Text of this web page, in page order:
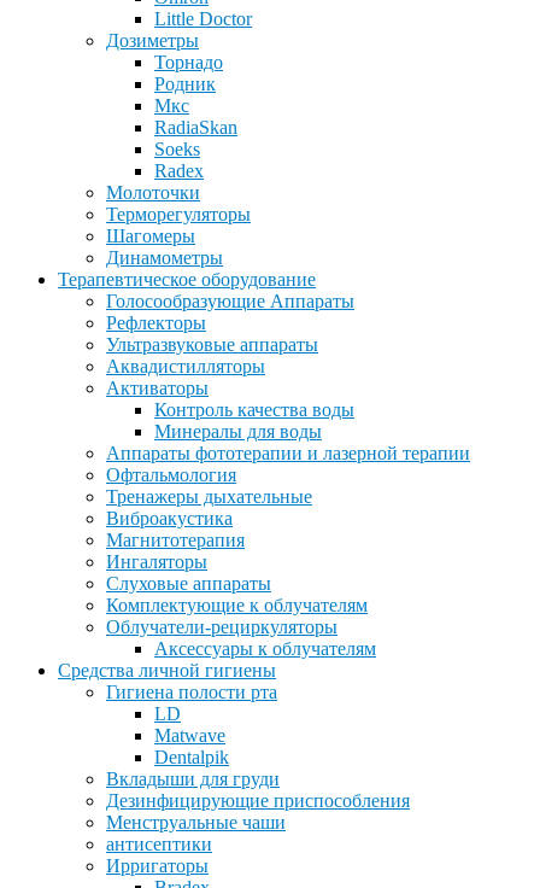
Little Doctor
Дозиметры
Торнадо
Родник
Мкс
RadiaSkan
Soeks
Radex
Молоточки
Терморегуляторы
Шагомеры
Динамометры
Терапевтическое оборудование
Голосообразующие Аппараты
Рефлекторы
Ультразвуковые аппараты
Аквадистилляторы
Активаторы
Контроль качества воды
Минералы для воды
Аппараты фототерапии и лазерной терапии
Офтальмология
Тренажеры дыхательные
Виброакустика
Магнитотерапия
Ингаляторы
Слуховые аппараты
Комплектующие к облучателям
Облучатели-рециркуляторы
Аксессуары к облучателям
Средства личной гигиены
Гигиена полости рта
LD
Matwave
Dentalpik
Вкладыши для груди
Дезинфицирующие приспособления
Менструальные чаши
антисептики
Ирригаторы